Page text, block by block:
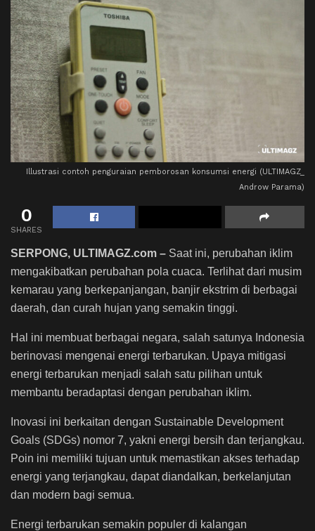
Illustrasi contoh penguraian pemborosan konsumsi energi (ULTIMAGZ_
Androw Parama)
0
SHARES
SERPONG, ULTIMAGZ.com – Saat ini, perubahan iklim
mengakibatkan perubahan pola cuaca. Terlihat dari musim
kemarau yang berkepanjangan, banjir ekstrim di berbagai
daerah, dan curah hujan yang semakin tinggi.
Hal ini membuat berbagai negara, salah satunya Indonesia
berinovasi mengenai energi terbarukan. Upaya mitigasi
energi terbarukan menjadi salah satu pilihan untuk
membantu beradaptasi dengan perubahan iklim.
Inovasi ini berkaitan dengan Sustainable Development
Goals (SDGs) nomor 7, yakni energi bersih dan terjangkau.
Poin ini memiliki tujuan untuk memastikan akses terhadap
energi yang terjangkau, dapat diandalkan, berkelanjutan
dan modern bagi semua.
Energi terbarukan semakin populer di kalangan